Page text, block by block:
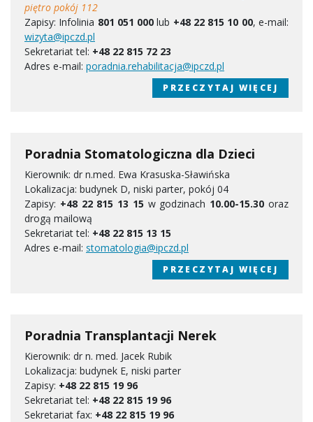
piętro pokój 112
Zapisy: Infolinia 801 051 000 lub +48 22 815 10 00, e-mail:
wizyta@ipczd.pl
Sekretariat tel: +48 22 815 72 23
Adres e-mail: poradnia.rehabilitacja@ipczd.pl
PRZECZYTAJ WIĘCEJ
Poradnia Stomatologiczna dla Dzieci
Kierownik: dr n.med. Ewa Krasuska-Sławińska
Lokalizacja: budynek D, niski parter, pokój 04
Zapisy: +48 22 815 13 15 w godzinach 10.00-15.30 oraz
drogą mailową
Sekretariat tel: +48 22 815 13 15
Adres e-mail: stomatologia@ipczd.pl
PRZECZYTAJ WIĘCEJ
Poradnia Transplantacji Nerek
Kierownik: dr n. med. Jacek Rubik
Lokalizacja: budynek E, niski parter
Zapisy: +48 22 815 19 96
Sekretariat tel: +48 22 815 19 96
Sekretariat fax: +48 22 815 19 96